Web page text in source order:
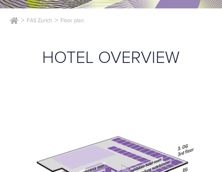
FAS Zurich Floor plan
HOTEL OVERVIEW